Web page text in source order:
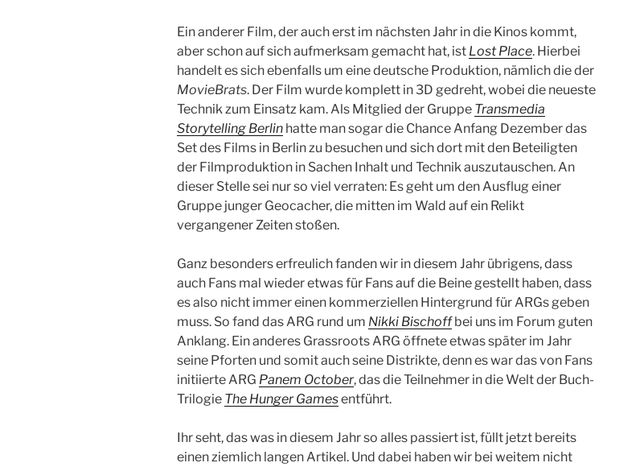
Ein anderer Film, der auch erst im nächsten Jahr in die Kinos kommt,
aber schon auf sich aufmerksam gemacht hat, ist Lost Place. Hierbei
handelt es sich ebenfalls um eine deutsche Produktion, nämlich die der
MovieBrats. Der Film wurde komplett in 3D gedreht, wobei die neueste
Technik zum Einsatz kam. Als Mitglied der Gruppe Transmedia
Storytelling Berlin hatte man sogar die Chance Anfang Dezember das
Set des Films in Berlin zu besuchen und sich dort mit den Beteiligten
der Filmproduktion in Sachen Inhalt und Technik auszutauschen. An
dieser Stelle sei nur so viel verraten: Es geht um den Ausflug einer
Gruppe junger Geocacher, die mitten im Wald auf ein Relikt
vergangener Zeiten stoßen.
Ganz besonders erfreulich fanden wir in diesem Jahr übrigens, dass
auch Fans mal wieder etwas für Fans auf die Beine gestellt haben, dass
es also nicht immer einen kommerziellen Hintergrund für ARGs geben
muss. So fand das ARG rund um Nikki Bischoffbei uns im Forum guten
Anklang. Ein anderes Grassroots ARG öffnete etwas später im Jahr
seine Pforten und somit auch seine Distrikte, denn es war das von Fans
initiierte ARG Panem October, das die Teilnehmer in die Welt der Buch-
Trilogie The Hunger Gamesentführt.
Ihr seht, das was in diesem Jahr so alles passiert ist, füllt jetzt bereits
einen ziemlich langen Artikel. Und dabei haben wir bei weitem nicht